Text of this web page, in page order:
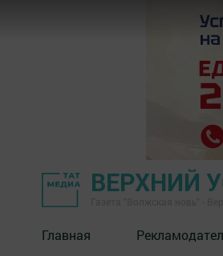
ВЕРХНИЙ
Главная